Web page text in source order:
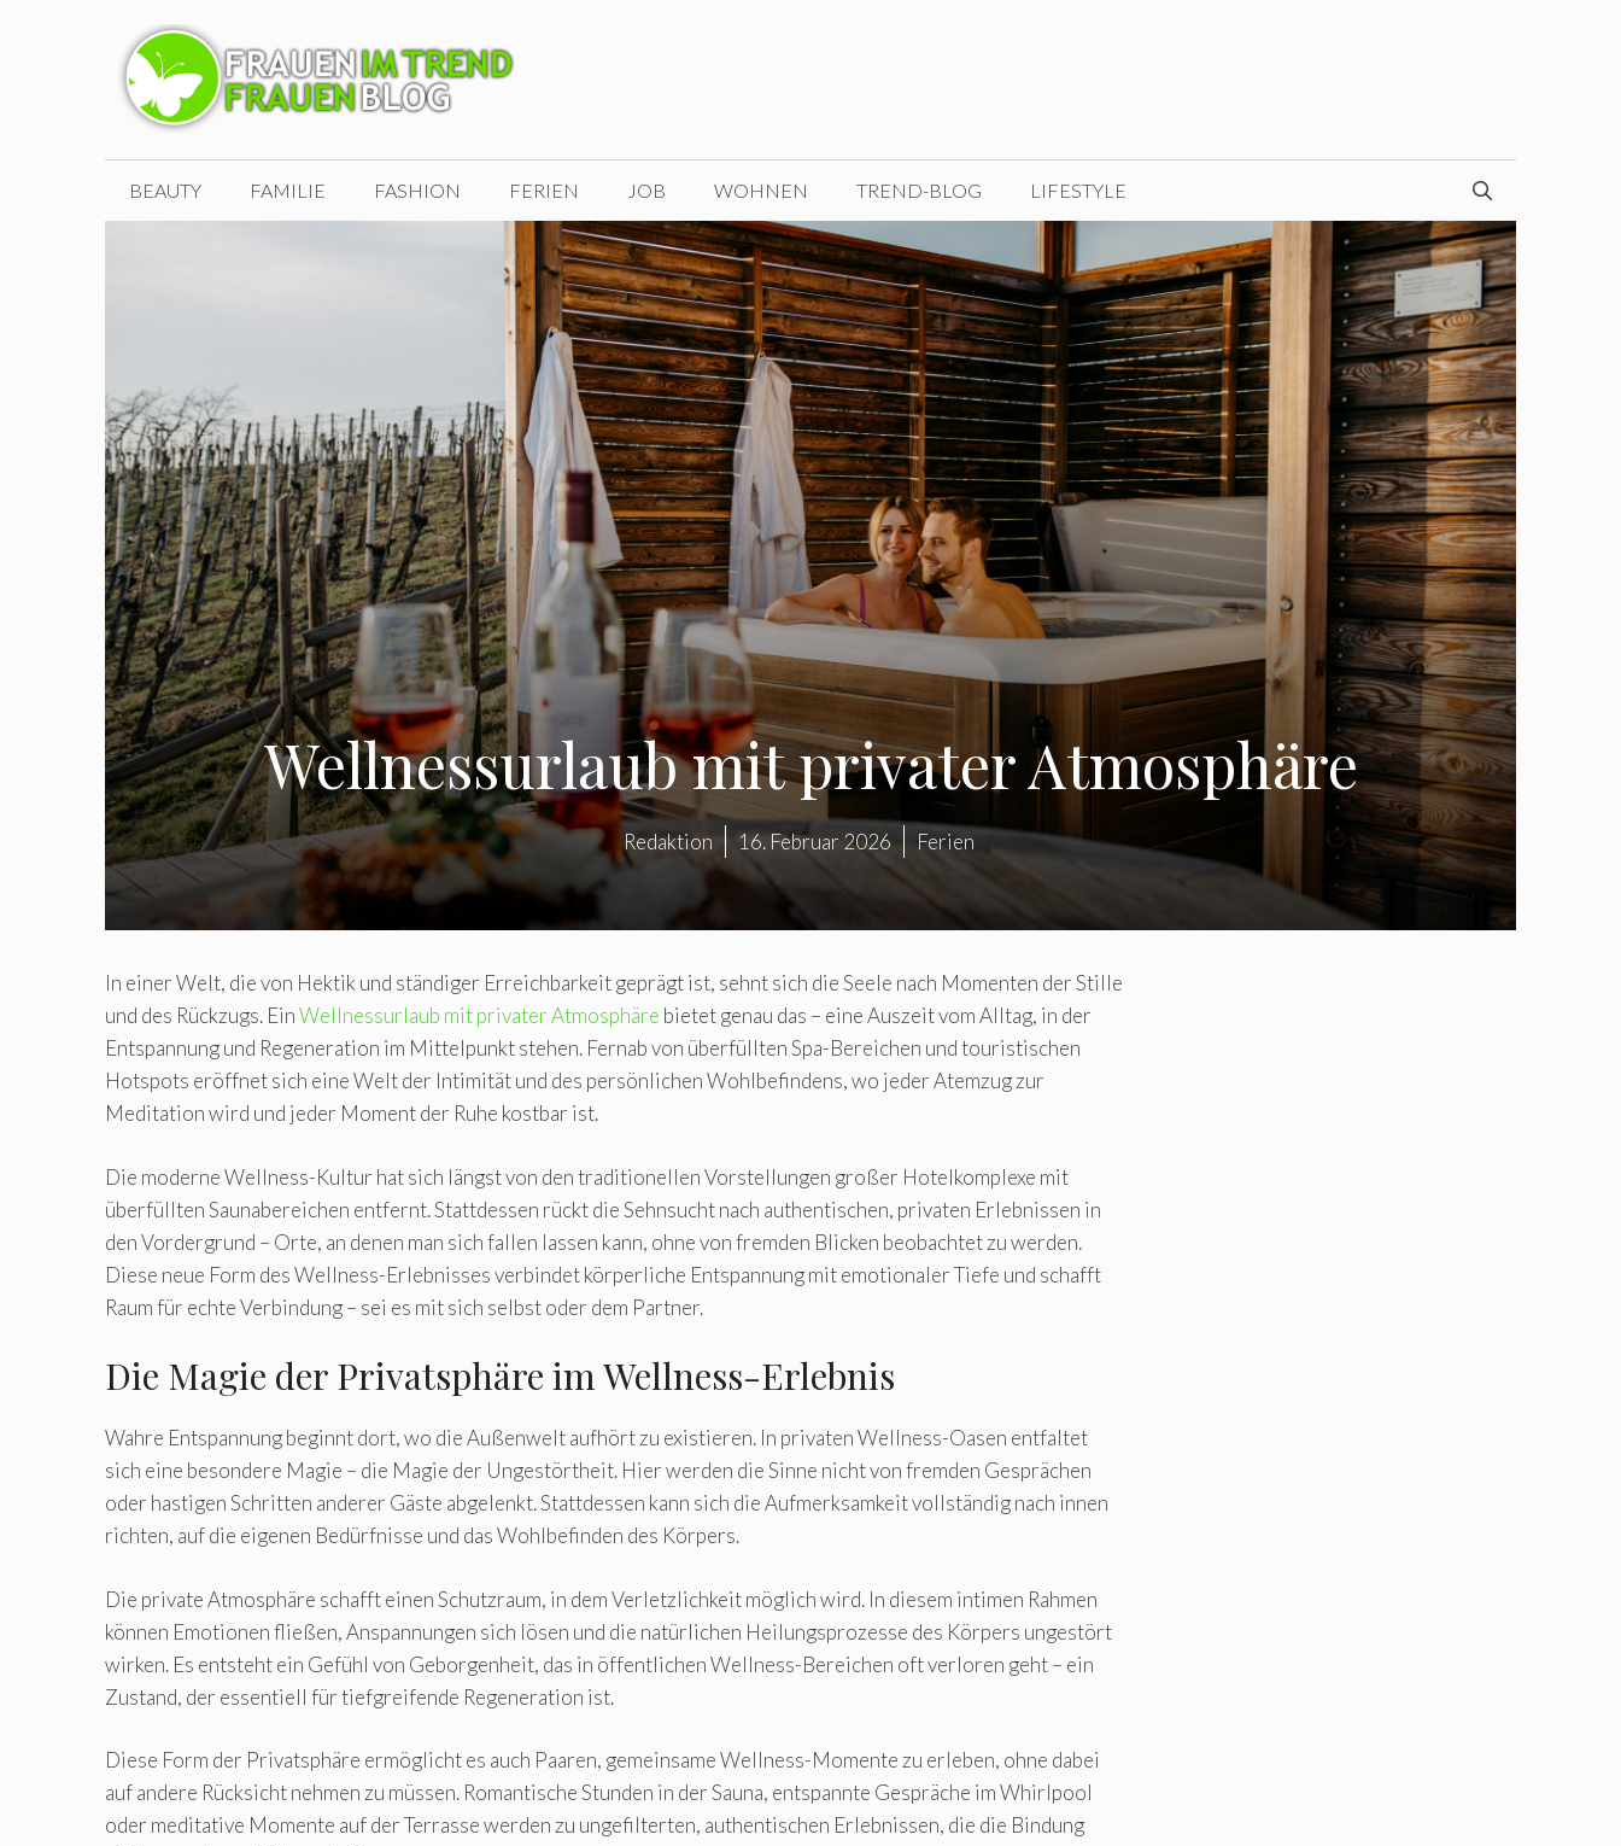
BEAUTY FAMILIE FASHION FERIEN JOB WOHNEN TREND-BLOG LIFESTYLE
Wellnessurlaub mit privater Atmosphäre
Redaktion 16. Februar 2026 Ferien
In einer Welt, die von Hektik und ständiger Erreichbarkeit geprägt ist, sehnt sich die Seele nach Momenten der Stille
und des Rückzugs. EinWellnessurlaub mit privater Atmosphäre bietet genau das – eine Auszeit vom Alltag, in der
Entspannung und Regeneration im Mittelpunkt stehen. Fernab von überfüllten Spa-Bereichen und touristischen
Hotspots eröffnet sich eine Welt der Intimität und des persönlichen Wohlbefindens, wo jeder Atemzug zur
Meditation wird und jeder Moment der Ruhe kostbar ist.
Die moderne Wellness-Kultur hat sich längst von den traditionellen Vorstellungen großer Hotelkomplexe mit
überfüllten Saunabereichen entfernt. Stattdessen rückt die Sehnsucht nach authentischen, privaten Erlebnissen in
den Vordergrund – Orte, an denen man sich fallen lassen kann, ohne von fremden Blicken beobachtet zu werden.
Diese neue Form des Wellness-Erlebnisses verbindet körperliche Entspannung mit emotionaler Tiefe und schafft
Raum für echte Verbindung – sei es mit sich selbst oder dem Partner.
Die Magie der Privatsphäre im Wellness-Erlebnis
Wahre Entspannung beginnt dort, wo die Außenwelt aufhört zu existieren. In privaten Wellness-Oasen entfaltet
sich eine besondere Magie – die Magie der Ungestörtheit. Hier werden die Sinne nicht von fremden Gesprächen
oder hastigen Schritten anderer Gäste abgelenkt. Stattdessen kann sich die Aufmerksamkeit vollständig nach innen
richten, auf die eigenen Bedürfnisse und das Wohlbefinden des Körpers.
Die private Atmosphäre schafft einen Schutzraum, in dem Verletzlichkeit möglich wird. In diesem intimen Rahmen
können Emotionen fließen, Anspannungen sich lösen und die natürlichen Heilungsprozesse des Körpers ungestört
wirken. Es entsteht ein Gefühl von Geborgenheit, das in öffentlichen Wellness-Bereichen oft verloren geht – ein
Zustand, der essentiell für tiefgreifende Regeneration ist.
Diese Form der Privatsphäre ermöglicht es auch Paaren, gemeinsame Wellness-Momente zu erleben, ohne dabei
auf andere Rücksicht nehmen zu müssen. Romantische Stunden in der Sauna, entspannte Gespräche im Whirlpool
oder meditative Momente auf der Terrasse werden zu ungefilterten, authentischen Erlebnissen, die die Bindung